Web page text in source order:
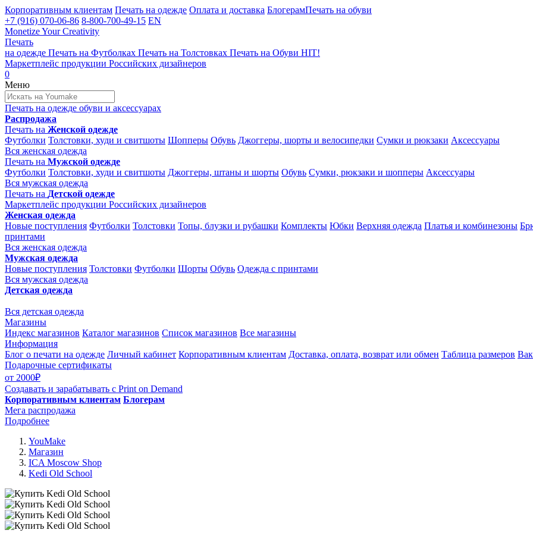
Корпоративным клиентам Печать на одежде Оплата и доставка БлогерамПечать на обуви
+7 (916) 070-06-86 8-800-700-49-15 EN
Monetize Your Creativity
Печать
на одежде Печать на Футболках Печать на Толстовках Печать на Обуви HIT!
Маркетплейс продукции Российских дизайнеров
0
Меню
Печать на одежде обуви и аксессуарах
Распродажа
Печать на Женской одежде
Футболки Толстовки, худи и свитшоты Шопперы Обувь Джоггеры, шорты и велосипедки Сумки и рюкзаки Аксессуары
Вся женская одежда
Печать на Мужской одежде
Футболки Толстовки, худи и свитшоты Джоггеры, штаны и шорты Обувь Сумки, рюкзаки и шопперы Аксессуары
Вся мужская одежда
Печать на Детской одежде
Маркетплейс продукции Российских дизайнеров
Женская одежда
Новые поступления Футболки Толстовки Топы, блузки и рубашки Комплекты Юбки Верхняя одежда Платья и комбинезоны
принтами
Вся женская одежда
Мужская одежда
Новые поступления Толстовки Футболки Шорты Обувь Одежда с принтами
Вся мужская одежда
Детская одежда
Вся детская одежда
Магазины
Индекс магазинов Каталог магазинов Список магазинов Все магазины
Информация
Блог о печати на одежде Личный кабинет Корпоративным клиентам Доставка, оплата, возврат или обмен Таблица размеров
Подарочные сертификаты
от 2000₽
Создавать и зарабатывать с Print on Demand
Корпоративным клиентам Блогерам
Мега распродажа
Подробнее
YouMake
Магазин
ICA Moscow Shop
Kedi Old School